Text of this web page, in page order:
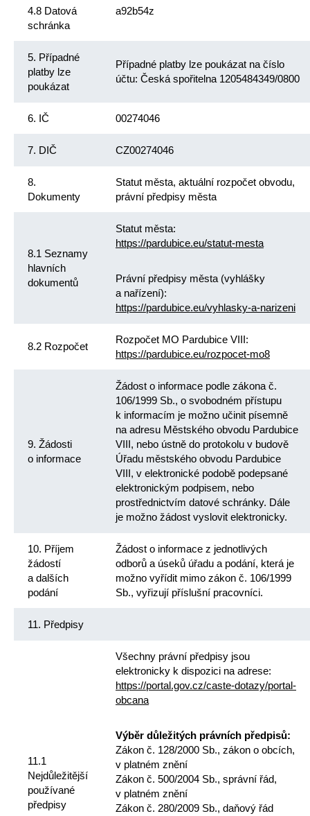
4.8 Datová
schránka
a92b54z
5. Případné
platby lze
poukázat
Případné platby lze poukázat na číslo
účtu: Česká spořitelna 1205484349/0800
6. IČ 00274046
7. DIČ CZ00274046
8.
Dokumenty
Statut města, aktuální rozpočet obvodu,
právní předpisy města
8.1 Seznamy
hlavních
dokumentů
Statut města:
https://pardubice.eu/statut-mesta
Právní předpisy města (vyhlášky
a nařízení):
https://pardubice.eu/vyhlasky-a-narizeni
8.2 Rozpočet
Rozpočet MO Pardubice VIII:
https://pardubice.eu/rozpocet-mo8
9. Žádosti
o informace
Žádost o informace podle zákona č.
106/1999 Sb., o svobodném přístupu
k informacím je možno učinit písemně
na adresu Městského obvodu Pardubice
VIII, nebo ústně do protokolu v budově
Úřadu městského obvodu Pardubice
VIII, v elektronické podobě podepsané
elektronickým podpisem, nebo
prostřednictvím datové schránky. Dále
je možno žádost vyslovit elektronicky.
10. Příjem
žádostí
a dalších
podání
Žádost o informace z jednotlivých
odborů a úseků úřadu a podání, která je
možno vyřídit mimo zákon č. 106/1999
Sb., vyřizují příslušní pracovníci.
11. Předpisy
11.1
Nejdůležitější
používané
předpisy
Všechny právní předpisy jsou
elektronicky k dispozici na adrese:
https://portal.gov.cz/caste-dotazy/portal-
obcana
Výběr důležitých právních předpisů:
Zákon č. 128/2000 Sb., zákon o obcích,
v platném znění
Zákon č. 500/2004 Sb., správní řád,
v platném znění
Zákon č. 280/2009 Sb., daňový řád